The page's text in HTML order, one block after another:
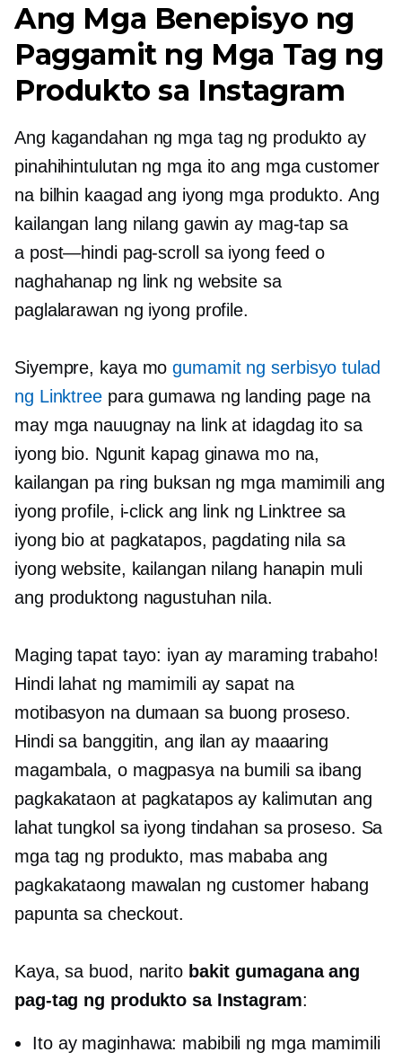
Ang Mga Benepisyo ng
Paggamit ng Mga Tag ng
Produkto sa Instagram
Ang kagandahan ng mga tag ng produkto ay
pinahihintulutan ng mga ito ang mga customer
na bilhin kaagad ang iyong mga produkto. Ang
kailangan lang nilang gawin ay mag-tap sa
a post—hindipag-scroll sa iyong feed o
naghahanap ng link ng website sa
paglalarawan ng iyong profile.
Siyempre, kaya mogumamit ng serbisyo tulad
ng Linktreepara gumawa ng landing page na
may mga nauugnay na link at idagdag ito sa
iyong bio. Ngunit kapag ginawa mo na,
kailangan pa ring buksan ng mga mamimili ang
iyong profile, i-click ang link ng Linktree sa
iyong bio at pagkatapos, pagdating nila sa
iyong website, kailangan nilang hanapin muli
ang produktong nagustuhan nila.
Maging tapat tayo: iyan ay maraming trabaho!
Hindi lahat ng mamimili ay sapat na
motibasyon na dumaan sa buong proseso.
Hindi sa banggitin, ang ilan ay maaaring
magambala, o magpasya na bumili sa ibang
pagkakataon at pagkatapos ay kalimutan ang
lahat tungkol sa iyong tindahan sa proseso. Sa
mga tag ng produkto, mas mababa ang
pagkakataong mawalan ng customer habang
papunta sa checkout.
Kaya, sa buod, narito bakit gumagana ang
pag-tag ng produkto sa Instagram:
Ito ay maginhawa: mabibili ng mga mamimili